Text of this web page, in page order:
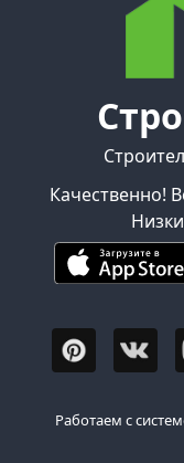
Качественно!
Работаем с